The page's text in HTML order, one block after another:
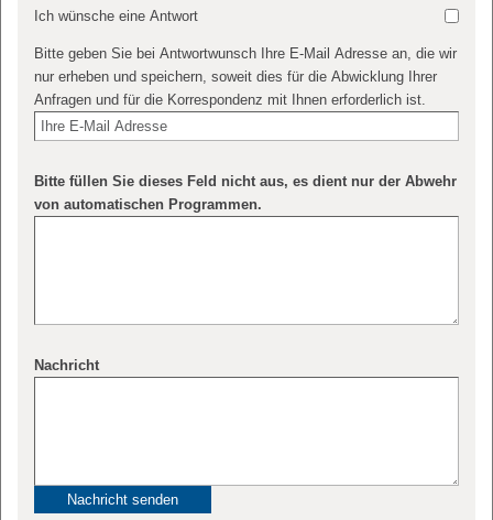
Ich wünsche eine Antwort
Bitte geben Sie bei Antwortwunsch Ihre E-Mail Adresse an, die wir
nur erheben und speichern, soweit dies für die Abwicklung Ihrer
Anfragen und für die Korrespondenz mit Ihnen erforderlich ist.
Bitte füllen Sie dieses Feld nicht aus, es dient nur der Abwehr
von automatischen Programmen.
Nachricht